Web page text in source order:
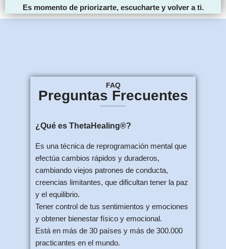
Es momento de priorizarte, escucharte y volver a ti.
FAQ
Preguntas Frecuentes
¿Qué es ThetaHealing®?
Es una técnica de reprogramación mental que
efectúa cambios rápidos y duraderos,
cambiando viejos patrones de conducta,
creencias limitantes, que dificultan tener la paz
y el equilibrio.
Tener control de tus sentimientos y emociones
y obtener bienestar físico y emocional.
Está en más de 30 países y más de 300.000
practicantes en el mundo.